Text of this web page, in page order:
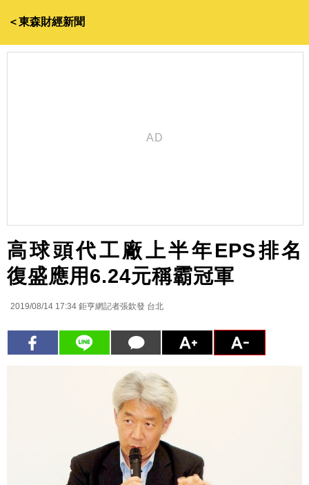
＜東森財經新聞
高球頭代工廠上半年EPS排名
復盛應用6.24元稱霸冠軍
2019/08/14 17:34 鉅亨網記者張欽發 台北